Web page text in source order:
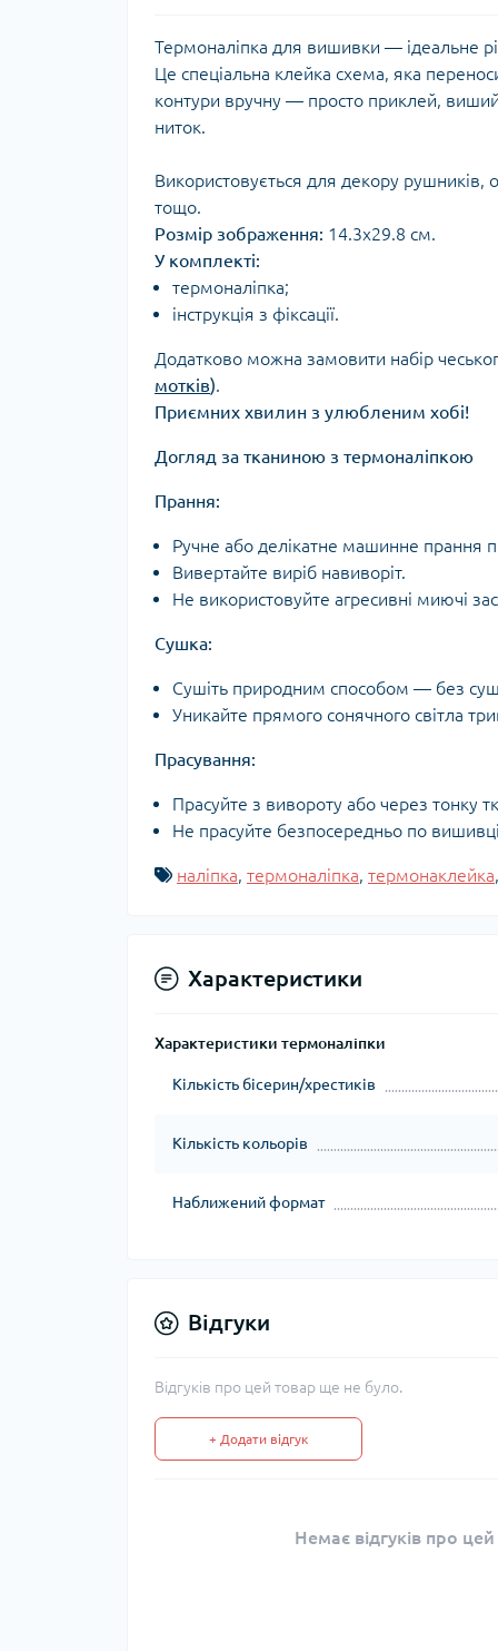
Термоналіпка для вишивки — ідеальне
Це спеціальна клейка схема, яка
контури вручну — просто приклей, виший
ниток.
Використовується для декору рушників,
тощо.
Розмір зображення: 14.3х29.8 см.
У комплекті:
термоналіпка;
інструкція з фіксації.
Додатково можна замовити набір
мотків).
Приємних хвилин з улюбленим хобі!
Догляд за тканиною з термоналіпкою
Прання:
Ручне або делікатне машинне прання
Вивертайте виріб навиворіт.
Не використовуйте агресивні миючі
Сушка:
Сушіть природним способом — без
Уникайте прямого сонячного світла
Прасування:
Прасуйте з вивороту або через тонку
Не прасуйте безпосередньо по
наліпка, термоналіпка, термонаклейка
Характеристики
Характеристики термоналіпки
Кількість бісерин/хрестиків
Кількість кольорів
Наближений формат
Відгуки
Відгуків про цей товар ще не було.
+ Додати відгук
Немає відгуків про